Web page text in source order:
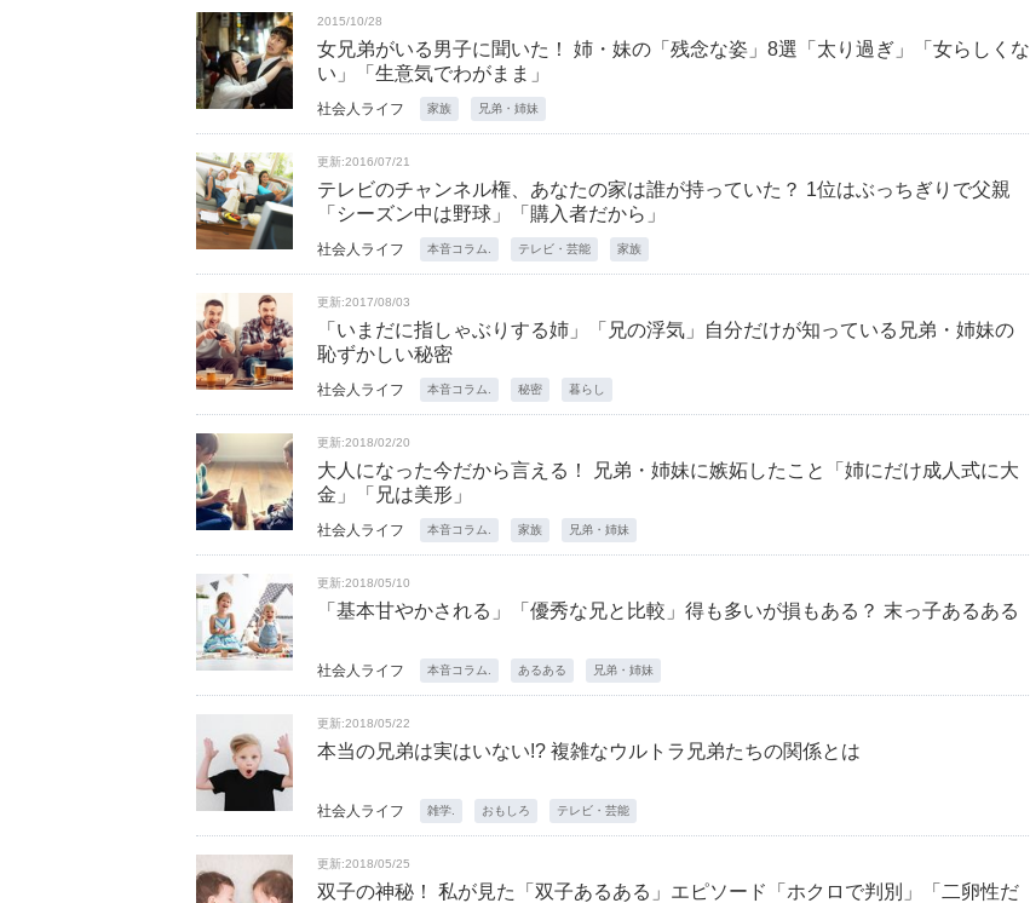
2015/10/28
女兄弟がいる男子に聞いた！ 姉・妹の「残念な姿」8選「太り過ぎ」「女らしくな
い」「生意気でわがまま」
社会人ライフ 家族 兄弟・姉妹
更新:2016/07/21
テレビのチャンネル権、あなたの家は誰が持っていた？ 1位はぶっちぎりで父親
「シーズン中は野球」「購入者だから」
社会人ライフ 本音コラム. テレビ・芸能 家族
更新:2017/08/03
「いまだに指しゃぶりする姉」「兄の浮気」自分だけが知っている兄弟・姉妹の
恥ずかしい秘密
社会人ライフ 本音コラム. 秘密 暮らし
更新:2018/02/20
大人になった今だから言える！ 兄弟・姉妹に嫉妬したこと「姉にだけ成人式に大
金」「兄は美形」
社会人ライフ 本音コラム. 家族 兄弟・姉妹
更新:2018/05/10
「基本甘やかされる」「優秀な兄と比較」得も多いが損もある？ 末っ子あるある
社会人ライフ 本音コラム. あるある 兄弟・姉妹
更新:2018/05/22
本当の兄弟は実はいない!? 複雑なウルトラ兄弟たちの関係とは
社会人ライフ 雑学. おもしろ テレビ・芸能
更新:2018/05/25
双子の神秘！ 私が見た「双子あるある」エピソード「ホクロで判別」「二卵性だ